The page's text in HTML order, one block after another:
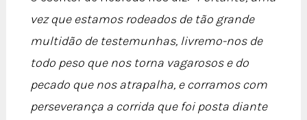
vez que estamos rodeados de tão grande
multidão de testemunhas, livremo-nos de
todo peso que nos torna vagarosos e do
pecado que nos atrapalha, e corramos com
perseverança a corrida que foi posta diante